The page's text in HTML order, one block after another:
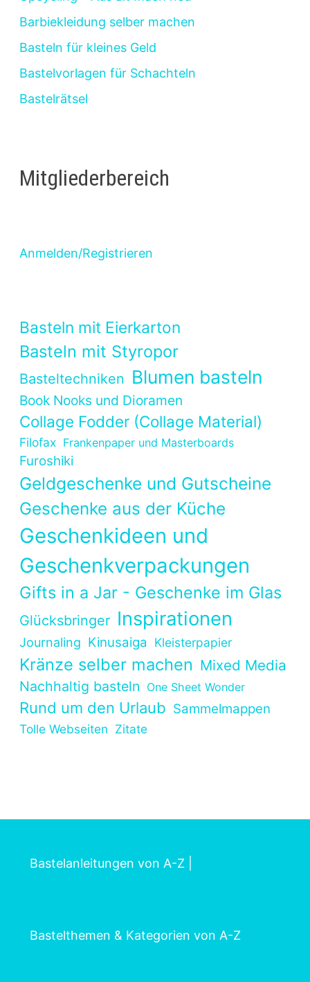
Barbiekleidung selber machen
Basteln für kleines Geld
Bastelvorlagen für Schachteln
Bastelrätsel
Mitgliederbereich
Anmelden/Registrieren
Basteln mit Eierkarton
Basteln mit Styropor
Basteltechniken Blumen basteln
Book Nooks und Dioramen
Collage Fodder (Collage Material)
Filofax Frankenpaper und Masterboards
Furoshiki
Geldgeschenke und Gutscheine
Geschenke aus der Küche
Geschenkideen und
Geschenkverpackungen
Gifts in a Jar - Geschenke im Glas
Glücksbringer Inspirationen
Journaling Kinusaiga Kleisterpapier
Kränze selber machen Mixed Media
Nachhaltig basteln One Sheet Wonder
Rund um den Urlaub Sammelmappen
Tolle Webseiten Zitate
Bastelanleitungen von A-Z|
Bastelthemen & Kategorien von A-Z